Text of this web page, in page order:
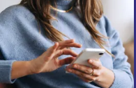
Älä missaa
REFURBED